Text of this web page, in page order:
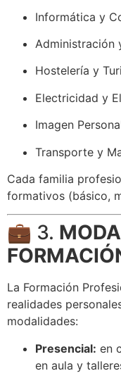
Informática y
Administración
Hostelería y
Electricidad y
Imagen
Transporte y
Cada familia
formativos (básico,
💼 3.
La Formación
realidades
modalidades:
Presencial: en
en aula y